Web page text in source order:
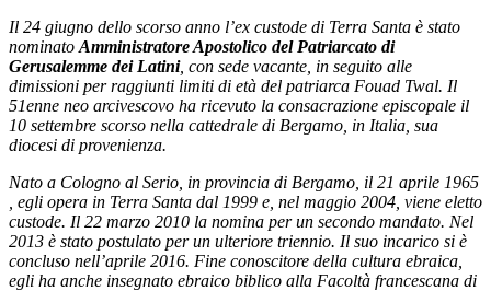
Il 24 giugno dello scorso anno l’ex custode di Terra Santa è stato
nominato Amministratore Apostolico del Patriarcato di
Gerusalemme dei Latini, con sede vacante, in seguito alle
dimissioni per raggiunti limiti di età del patriarca Fouad Twal. Il
51enne neo arcivescovo ha ricevuto la consacrazione episcopale il
10 settembre scorso nella cattedrale di Bergamo, in Italia, sua
diocesi di provenienza.
Nato a Cologno al Serio, in provincia di Bergamo, il 21 aprile 1965
, egli opera in Terra Santa dal 1999 e, nel maggio 2004, viene eletto
custode. Il 22 marzo 2010 la nomina per un secondo mandato. Nel
2013 è stato postulato per un ulteriore triennio. Il suo incarico si è
concluso nell’aprile 2016. Fine conoscitore della cultura ebraica,
egli ha anche insegnato ebraico biblico alla Facoltà francescana di